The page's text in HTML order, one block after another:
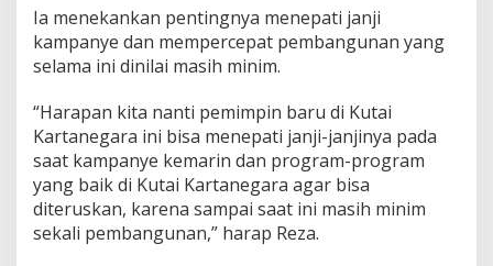
i
K
u
a
r
h
a
r
a
p
Ia menekankan pentingnya menepati janji
kampanye dan mempercepat pembangunan yang
selama ini dinilai masih minim.
“Harapan kita nanti pemimpin baru di Kutai
Kartanegara ini bisa menepati janji-janjinya pada
saat kampanye kemarin dan program-program
yang baik di Kutai Kartanegara agar bisa
diteruskan, karena sampai saat ini masih minim
sekali pembangunan,” harap Reza.